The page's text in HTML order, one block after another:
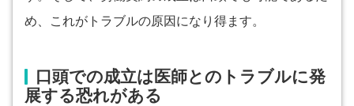
め、これがトラブルの原因になり得ます。
口頭での成立は医師とのトラブルに発
展する恐れがある